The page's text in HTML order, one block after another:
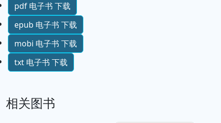
pdf 电子书 下载
epub 电子书 下载
mobi 电子书 下载
txt 电子书 下载
相关图书